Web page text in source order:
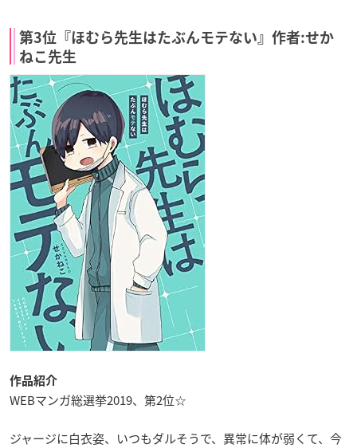
第3位『ほむら先生はたぶんモテない』作者:せか
ねこ先生
作品紹介
WEBマンガ総選挙2019、第2位☆
ジャージに白衣姿、いつもダルそうで、異常に体が弱くて、今